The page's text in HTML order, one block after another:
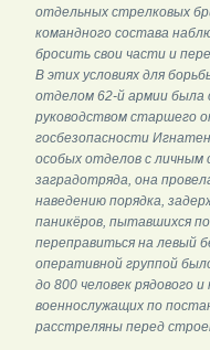
отдельных стрелковых
командного состава
бросить свои части и
В этих условиях для
отделом 62-й армии была
руководством старшего
госбезопасности
особых отделов с личным
заградотряда, она
наведению порядка,
паникёров, пытавшихся
переправиться на левый
оперативной группой
до 800 человек рядового
военнослужащих по
расстреляны перед